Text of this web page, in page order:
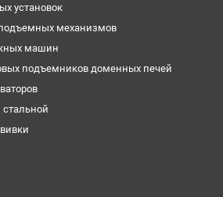
установок
механизмов
машин
подъемников доменных печей